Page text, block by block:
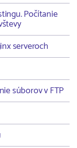
Počítanie
serveroch
súborov v FTP